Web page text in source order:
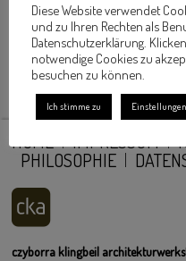
HOME IMPRESSUM
PHILOSOPHIE
czyborra klingbeil
Diese Website verwendet
und zu Ihren Rechten als
Datenschutzerklärung.
notwendige Cookies zu
besuchen zu können.
Ich stimme zu Einstellungen